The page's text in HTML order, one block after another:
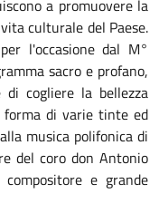
a promuovere la
culturale del Paese.
l'occasione dal M°
sacro e profano,
cogliere la bellezza
di varie tinte ed
musica polifonica di
del coro don Antonio
e grande